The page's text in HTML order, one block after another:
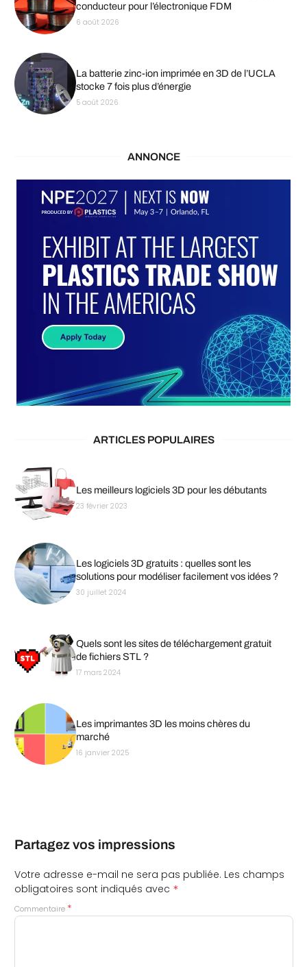
conducteur pour l’électronique FDM
6 août 2026
La batterie zinc-ion imprimée en 3D de l’UCLA
stocke 7 fois plus d’énergie
5 août 2026
ANNONCE
ARTICLES POPULAIRES
Les meilleurs logiciels 3D pour les débutants
23 février 2023
Les logiciels 3D gratuits : quelles sont les
solutions pour modéliser facilement vos idées ?
30 juillet 2024
Quels sont les sites de téléchargement gratuit
de fichiers STL ?
17 mars 2024
Les imprimantes 3D les moins chères du
marché
16 janvier 2025
Partagez vos impressions
Votre adresse e-mail ne sera pas publiée. Les champs
obligatoires sont indiqués avec *
Commentaire *